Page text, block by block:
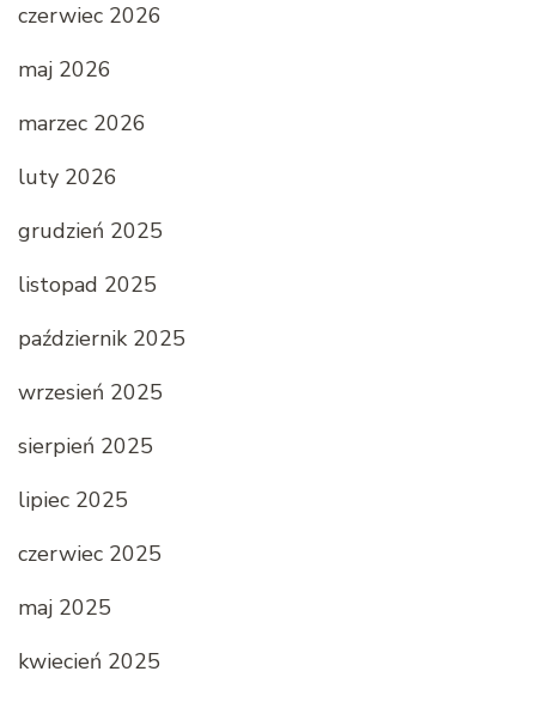
czerwiec 2026
maj 2026
marzec 2026
luty 2026
grudzień 2025
listopad 2025
październik 2025
wrzesień 2025
sierpień 2025
lipiec 2025
czerwiec 2025
maj 2025
kwiecień 2025